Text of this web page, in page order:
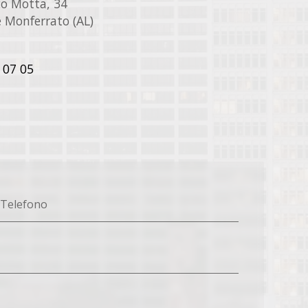
Telefono
Motta, 34
Monferrato (AL)
05